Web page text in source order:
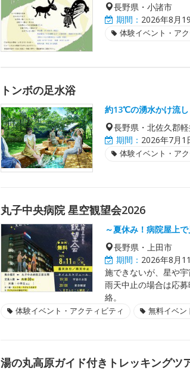
長野県・小諸市
期間： 2026年8月
体験イベント・ア
トンボの足水浴
約13℃の湧水かけ流し
長野県・北佐久郡
期間： 2026年7月1
体験イベント・ア
丸子中央病院 星空観望会2026
～夏休み！病院屋上
長野県・上田市
期間： 2026年8月
施できないが、星や
雨天中止の場合は応
絡。
体験イベント・アクティビティ 無料イベン
湯の丸高原ガイド付きトレッキングツ